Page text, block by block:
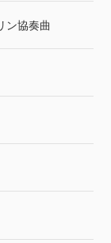
ン協奏曲